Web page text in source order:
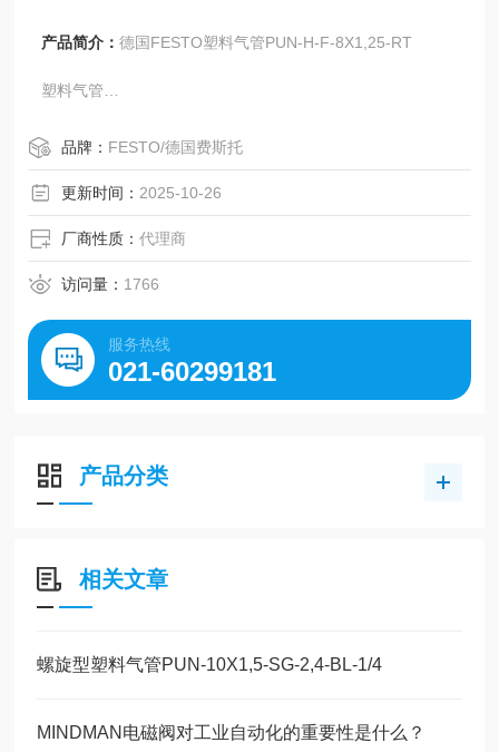
产品简介：德国FESTO塑料气管PUN-H-F-8X1,25-RT
塑料气管
8153393
品牌： FESTO/德国费斯托
更新时间： 2025-10-26
厂商性质：代理商
访问量： 1766
服务热线
021-60299181
产品分类
相关文章
螺旋型塑料气管PUN-10X1,5-SG-2,4-BL-1/4
MINDMAN电磁阀对工业自动化的重要性是什么？